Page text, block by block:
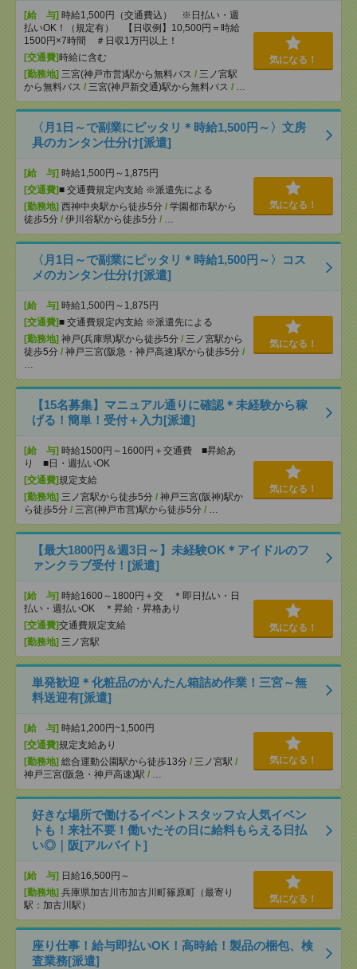
[給 与] 時給1,500円（交通費込） ※日払い・週
払いOK！（規定有） 【日収例】10,500円＝時給
1500円×7時間 ＃日収1万円以上！
[交通費] 時給に含む
[勤務地] 三宮(神戸市営)駅から無料バス / 三ノ宮駅
から無料バス / 三宮(神戸新交通)駅から無料バス / …
気になる！
〈月1日～で副業にピッタリ＊時給1,500円～〉文房
具のカンタン仕分け[派遣]
[給 与] 時給1,500円～1,875円
[交通費]■ 交通費規定内支給 ※派遣先による
[勤務地] 西神中央駅から徒歩5分 / 学園都市駅から
徒歩5分 / 伊川谷駅から徒歩5分 / …
気になる！
〈月1日～で副業にピッタリ＊時給1,500円～〉コス
メのカンタン仕分け[派遣]
[給 与] 時給1,500円～1,875円
[交通費]■ 交通費規定内支給 ※派遣先による
[勤務地] 神戸(兵庫県)駅から徒歩5分 / 三ノ宮駅から
徒歩5分 / 神戸三宮(阪急・神戸高速)駅から徒歩5分 /
…
気になる！
【15名募集】マニュアル通りに確認＊未経験から稼
げる！簡単！受付＋入力[派遣]
[給 与] 時給1500円～1600円＋交通費 ■昇給あ
り ■日・週払いOK
[交通費] 規定支給
[勤務地] 三ノ宮駅から徒歩5分 / 神戸三宮(阪神)駅か
ら徒歩5分 / 三宮(神戸市営)駅から徒歩5分 / …
気になる！
【最大1800円＆週3日～】未経験OK＊アイドルのフ
ァンクラブ受付！[派遣]
[給 与] 時給1600～1800円＋交 ＊即日払い・日
払い・週払いOK ＊昇給・昇格あり
[交通費]交通費規定支給
[勤務地] 三ノ宮駅
気になる！
単発歓迎＊化粧品のかんたん箱詰め作業！三宮～無
料送迎有[派遣]
[給 与] 時給1,200円~1,500円
[交通費] 規定支給あり
[勤務地] 総合運動公園駅から徒歩13分 / 三ノ宮駅 /
神戸三宮(阪急・神戸高速)駅 / …
気になる！
好きな場所で働けるイベントスタッフ☆人気イベン
トも！来社不要！働いたその日に給料もらえる日払
い◎｜阪[アルバイト]
[給 与] 日給16,500円～
[勤務地] 兵庫県加古川市加古川町篠原町（最寄り
駅：加古川駅）
気になる！
座り仕事！給与即払いOK！高時給！製品の梱包、検
査業務[派遣]